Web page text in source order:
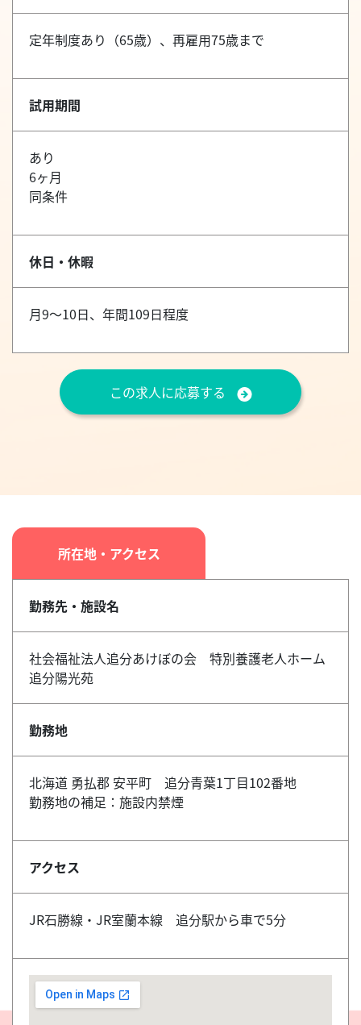
定年制度あり（65歳）、再雇用75歳まで
試用期間
あり
6ヶ月
同条件
休日・休暇
月9～10日、年間109日程度
この求人に応募する
所在地・アクセス
勤務先・施設名
社会福祉法人追分あけぼの会 特別養護老人ホーム
追分陽光苑
勤務地
北海道 勇払郡 安平町 追分青葉1丁目102番地
勤務地の補足：施設内禁煙
アクセス
JR石勝線・JR室蘭本線 追分駅から車で5分